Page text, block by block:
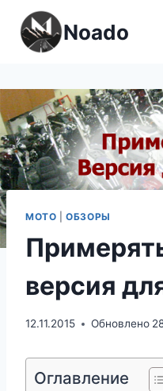
Перейти
содержимому
Noado
МОТО |ОБЗОРЫ
версия
12.11.2015 Обновлено
Оглавление